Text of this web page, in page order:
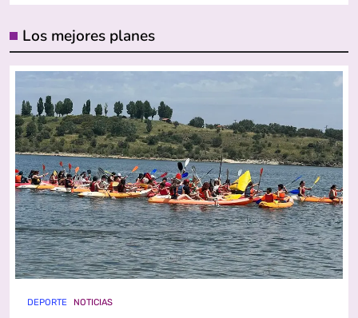
Los mejores planes
DEPORTE NOTICIAS